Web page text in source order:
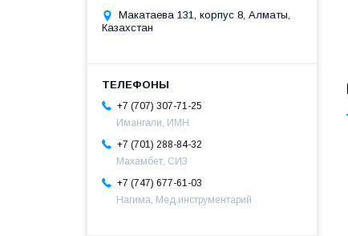
Макатаева 131, корпус 8, Алматы,
Казахстан
+7 (707) 307-71-25
Имангали, ИМН
+7 (701) 288-84-32
Махамбет, СИЗ
+7 (747) 677-61-03
Нагима, Мед.инструментарий